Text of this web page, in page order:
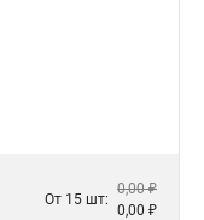
От 15 шт:
0,00 ₽
0,00 ₽